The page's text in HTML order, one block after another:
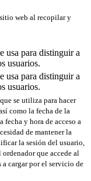
web al recopilar y
usa para distinguir a
usuarios.
usa para distinguir a
usuarios.
se utiliza para hacer
como la fecha de la
y hora de acceso a
de mantener la
la sesión del usuario,
que accede al
cargar por el servicio de